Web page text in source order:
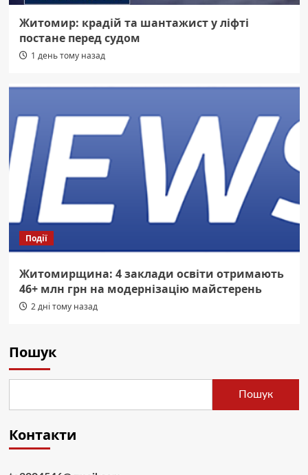
Житомир: крадій та шантажист у ліфті
постане перед судом
1 день тому назад
Події
Житомирщина: 4 заклади освіти отримають
46+ млн грн на модернізацію майстерень
2 дні тому назад
Пошук
Пошук
Контакти